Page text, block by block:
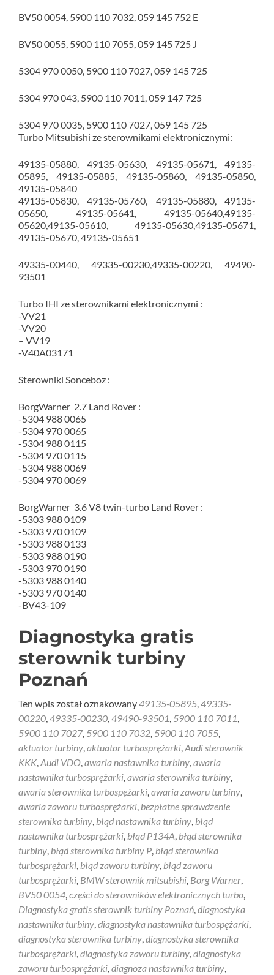
BV50 0054, 5900 110 7032, 059 145 752 E
BV50 0055, 5900 110 7055, 059 145 725 J
5304 970 0050, 5900 110 7027, 059 145 725
5304 970 043, 5900 110 7011, 059 147 725
5304 970 0035, 5900 110 7027, 059 145 725
Turbo Mitsubishi ze sterownikami elektronicznymi:
49135-05880, 49135-05630, 49135-05671, 49135-
05895, 49135-05885, 49135-05860, 49135-05850,
49135-05840
49135-05830, 49135-05760, 49135-05880, 49135-
05650, 49135-05641, 49135-05640,49135-
05620,49135-05610, 49135-05630,49135-05671,
49135-05670, 49135-05651
49335-00440, 49335-00230,49335-00220, 49490-
93501
Turbo IHI ze sterownikami elektronicznymi :
-VV21
-VV20
– VV19
-V40A03171
Sterowniki Sonceboz :
BorgWarner 2.7 Land Rover :
-5304 988 0065
-5304 970 0065
-5304 988 0115
-5304 970 0115
-5304 988 0069
-5304 970 0069
BorgWarner 3.6 V8 twin-turbo Land Rover :
-5303 988 0109
-5303 970 0109
-5303 988 0133
-5303 988 0190
-5303 970 0190
-5303 988 0140
-5303 970 0140
-BV43-109
Diagnostyka gratis
sterownik turbiny
Poznań
Ten wpis został oznakowany49135-05895,49335-
00220,49335-00230,49490-93501, 5900 110 7011,
5900 110 7027, 5900 110 7032, 5900 110 7055,
aktuator turbiny,aktuator turbosprężarki,Audi sterownik
KKK,Audi VDO,awaria nastawnika turbiny,awaria
nastawnika turbosprężarki,awaria sterownika turbiny,
awaria sterownika turbospężarki,awaria zaworu turbiny,
awaria zaworu turbosprężarki, bezpłatne sprawdzenie
sterownika turbiny, błąd nastawnika turbiny, błąd
nastawnika turbosprężarki, błąd P134A, błąd sterownika
turbiny, błąd sterownika turbiny P, błąd sterownika
turbosprężarki, błąd zaworu turbiny, błąd zaworu
turbosprężarki, BMW sterownik mitsubishi, Borg Warner,
BV50 0054,części do sterowników elektronicznych turbo,
Diagnostyka gratis sterownik turbiny Poznań,diagnostyka
nastawnika turbiny,diagnostyka nastawnika turbospężarki,
diagnostyka sterownika turbiny,diagnostyka sterownika
turbosprężarki,diagnostyka zaworu turbiny,diagnostyka
zaworu turbosprężarki,diagnoza nastawnika turbiny,